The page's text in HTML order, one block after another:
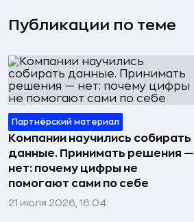
Публикации по теме
Партнёрский материал
Компании научились собирать
данные. Принимать решения —
нет: почему цифры не
помогают сами по себе
21 июля 2026, 16:04